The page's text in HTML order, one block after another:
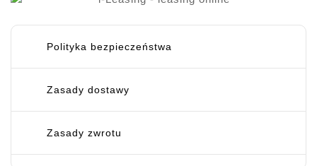
Polityka bezpieczeństwa
Zasady dostawy
Zasady zwrotu